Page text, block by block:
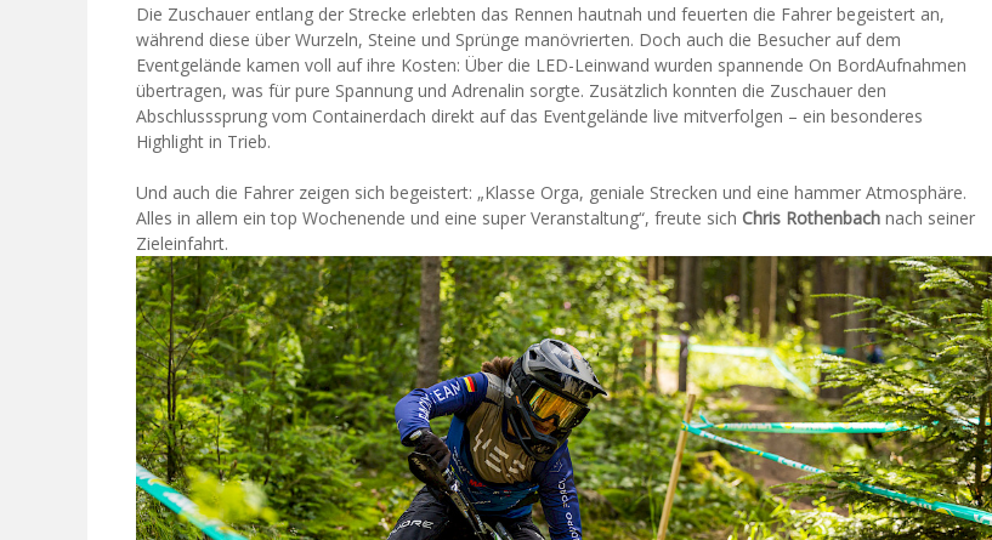
Die Zuschauer entlang der Strecke erlebten das Rennen hautnah und feuerten die Fahrer begeistert an,
während diese über Wurzeln, Steine und Sprünge manövrierten. Doch auch die Besucher auf dem
Eventgelände kamen voll auf ihre Kosten: Über die LED-Leinwand wurden spannende On BordAufnahmen
übertragen, was für pure Spannung und Adrenalin sorgte. Zusätzlich konnten die Zuschauer den
Abschlusssprung vom Containerdach direkt auf das Eventgelände live mitverfolgen – ein besonderes
Highlight in Trieb.
Und auch die Fahrer zeigen sich begeistert: „Klasse Orga, geniale Strecken und eine hammer Atmosphäre.
Alles in allem ein top Wochenende und eine super Veranstaltung“, freute sich Chris Rothenbach nach seiner
Zieleinfahrt.